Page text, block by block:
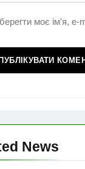
моє ім'я, e-
News